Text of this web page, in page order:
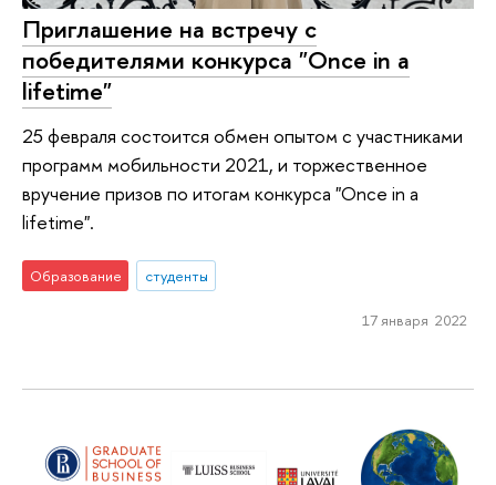
Приглашение на встречу с
победителями конкурса "Once in a
lifetime"
25 февраля состоится обмен опытом с участниками
программ мобильности 2021, и торжественное
вручение призов по итогам конкурса "Once in a
lifetime".
Образование студенты
17 января 2022